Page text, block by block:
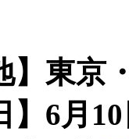
】東京
】6月